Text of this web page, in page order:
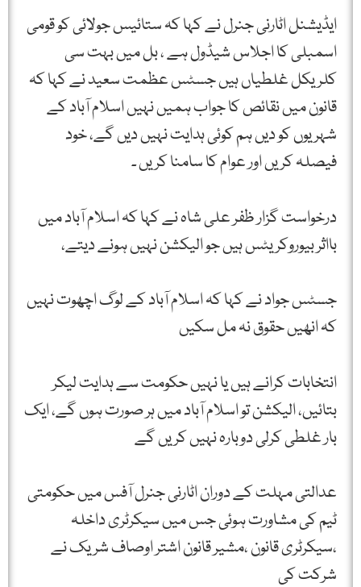
ایڈیشنل اٹارنی جنرل نے کہا کہ ستائیس جولائی کو قومی
اسمبلی کا اجلاس شیڈول ہے ، بل میں بہت سی
کلریکل غلطیاں ہیں جسٹس عظمت سعید نے کہا کہ
قانون میں نقائص کا جواب ہمیں نہیں اسلام آباد کے
شہریوں کو دیں ہم کوئی ہدایت نہیں دیں گے، خود
فیصلہ کریں اور عوام کا سامنا کریں ۔
درخواست گزار ظفر علی شاہ نے کہا کہ اسلام آباد میں
بااثر بیوروکریٹس ہیں جو الیکشن نہیں ہونے دیتے،
جسٹس جواد نے کہا کہ اسلام آباد کے لوگ اچھوت نہیں
کہ انھیں حقوق نہ مل سکیں
انتخابات کرانے ہیں یا نہیں حکومت سے ہدایت لیکر
بتائیں، الیکشن تو اسلام آباد میں ہر صورت ہوں گے، ایک
بار غلطی کرلی دوبارہ نہیں کریں گے
عدالتی مہلت کے دوران اٹارنی جنرل آفس میں حکومتی
ٹیم کی مشاورت ہوئی جس میں سیکرٹری داخلہ
،سیکرٹری قانون ،مشیر قانون اشتر اوصاف شریک نے
شرکت کی